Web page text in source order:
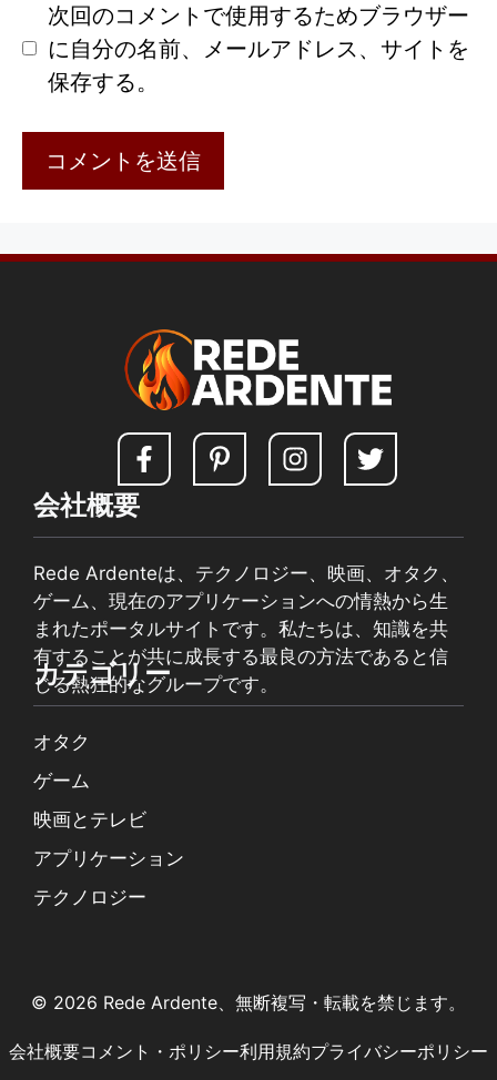
次回のコメントで使用するためブラウザー
に自分の名前、メールアドレス、サイトを
保存する。
会社概要
Rede Ardenteは、テクノロジー、映画、オタク、
ゲーム、現在のアプリケーションへの情熱から生
まれたポータルサイトです。私たちは、知識を共
有することが共に成長する最良の方法であると信
じる熱狂的なグループです。
カテゴリー
オタク
ゲーム
映画とテレビ
アプリケーション
テクノロジー
© 2026 Rede Ardente、無断複写・転載を禁じます。
プライバシーポリシー
利用規約
コメント・ポリシー
会社概要